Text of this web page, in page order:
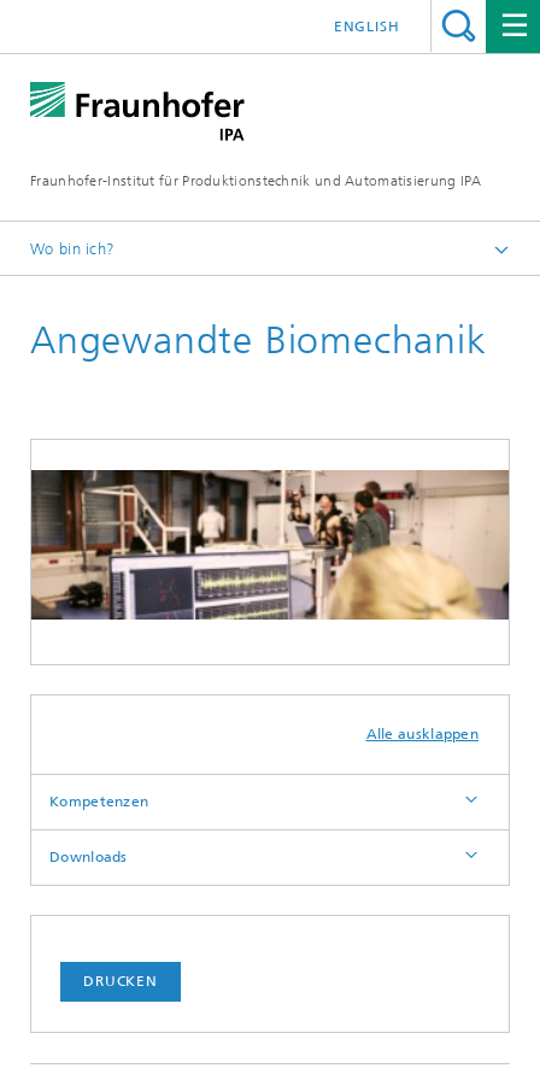
Fraunhofer-Institut für Produktionstechnik und Automatisierung IPA
ENGLISH
Wo bin ich?
Aktuelle Forschung
Angewandte Biomechanik
Alle ausklappen
Kompetenzen
Downloads
DRUCKEN